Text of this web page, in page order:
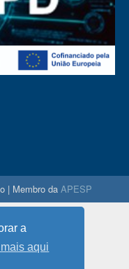
a
aqui
| Membro da APESP